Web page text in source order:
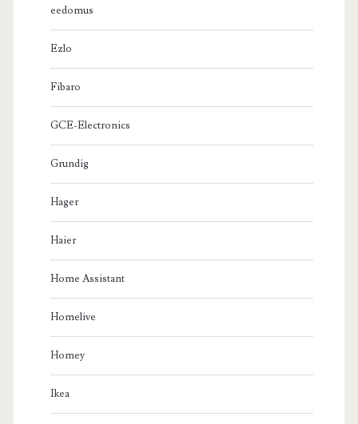
eedomus
Ezlo
Fibaro
GCE-Electronics
Grundig
Hager
Haier
Home Assistant
Homelive
Homey
Ikea